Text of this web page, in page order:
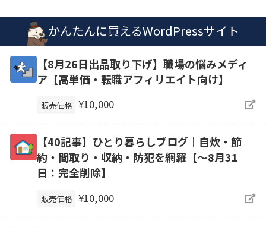
かんたんに買えるWordPressサイト
【8月26日出品取り下げ】職場の悩みメディ
ア【高単価・転職アフィリエイト向け】
販売価格 ¥10,000
【40記事】ひとり暮らしブログ｜自炊・節
約・間取り・収納・防犯を網羅【～8月31
日：完全削除】
販売価格 ¥10,000